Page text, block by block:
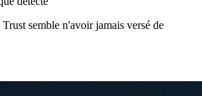
semble n'avoir jamais versé de